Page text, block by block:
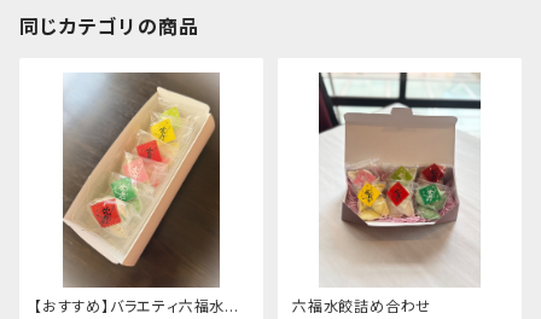
同じカテゴリの商品
【おすすめ】バラエティ六福水餃
六福水餃詰め合わせ